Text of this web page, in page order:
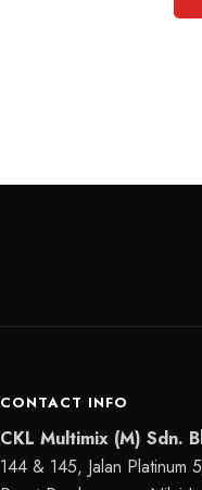
CONTACT INFO
CKL Multimix (M) Sdn.
144 & 145, Jalan Platinum